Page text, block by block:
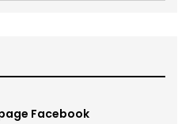
Facebook